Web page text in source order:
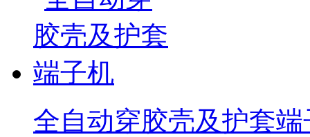
全自动穿胶壳及护套端